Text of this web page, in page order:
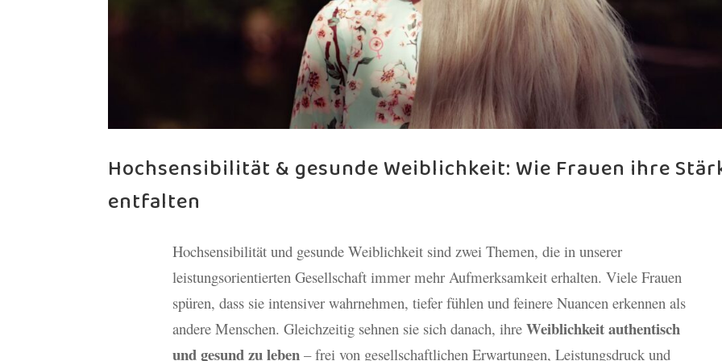
Hochsensibilität & gesunde Weiblichkeit: Wie Frauen ihre
entfalten
Hochsensibilität und gesunde Weiblichkeit sind zwei Themen, die in unserer
leistungsorientierten Gesellschaft immer mehr Aufmerksamkeit erhalten. Viele Frauen
spüren, dass sie intensiver wahrnehmen, tiefer fühlen und feinere Nuancen erkennen als
andere Menschen. Gleichzeitig sehnen sie sich danach, ihreWeiblichkeit authentisch
und gesund zu leben – frei von gesellschaftlichen Erwartungen, Leistungsdruck und